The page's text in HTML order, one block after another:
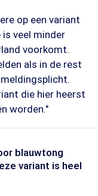
op een variant
is veel minder
voorkomt.
als in de rest
meldingsplicht.
die hier heerst
worden."
blauwtong
variant is heel